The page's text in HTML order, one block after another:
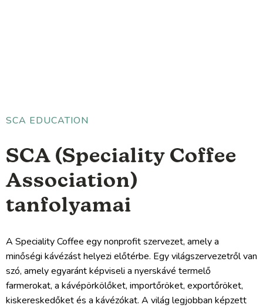
SCA EDUCATION
SCA (Speciality Coffee
Association)
tanfolyamai
A Speciality Coffee egy nonprofit szervezet, amely a
minőségi kávézást helyezi előtérbe. Egy világszervezetről van
szó, amely egyaránt képviseli a nyerskávé termelő
farmerokat, a kávépörkölőket, importőröket, exportőröket,
kiskereskedőket és a kávézókat. A világ legjobban képzett